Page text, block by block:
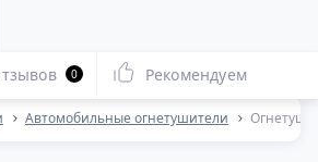
Автомобильные огнетушители
0 Рекомендуем